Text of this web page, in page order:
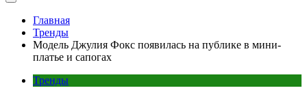
Главная
Тренды
Модель Джулия Фокс появилась на публике в мини-
платье и сапогах
Тренды